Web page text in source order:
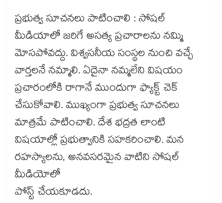
ప్రభుత్వ సూచనలు పాటించాలి : సోషల్​
మీడియాలో జరిగే అసత్య ప్రచారాలను నమ్మి
మోసపోవద్దు. విశ్వసనీయ సంస్థల నుంచి వచ్చే
వార్తలనే నమ్మాలి. ఏదైనా నమ్మలేని విషయం
ప్రచారంలోకి రాగానే ముందుగా ఫ్యాక్ట్‌ చెక్​
చేసుకోవాలి. ముఖ్యంగా ప్రభుత్వ సూచనలు
మాత్రమే పాటించాలి. దేశ భద్రత లాంటి
విషయాల్లో ప్రభుత్వానికి సహకరించాలి. మన
రహస్యాలను, అనవసరమైన వాటిని సోషల్​
మీడియోలో
పోస్ట్‌ చేయకూడదు.